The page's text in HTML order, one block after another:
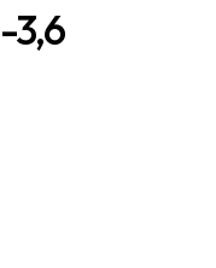
3,6